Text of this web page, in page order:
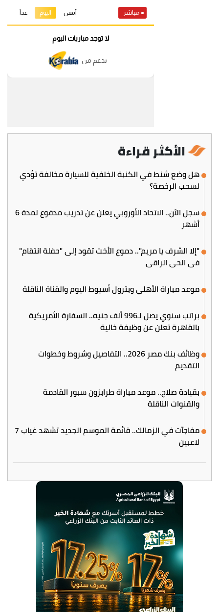
الأكثر قراءة
هل وضع شنط في الكنبة الخلفية للسيارة مخالفة تؤدي
لسحب الرخصة؟
سجل الآن.. الاتحاد الأوروبي يعلن عن تدريب مدفوع لمدة 6
أشهر
"إلا الشرف يا مريم".. دموع الأخت تقود إلى "حفلة انتقام"
في الحي الراقي
موعد مباراة الأهلي وبترول أسيوط اليوم والقناة الناقلة
براتب سنوي يصل لـ996 ألف جنيه.. السفارة الأمريكية
بالقاهرة تعلن عن وظيفة خالية
وظائف بنك مصر 2026.. التفاصيل وشروط وخطوات
التقديم
بقيادة صلاح.. موعد مباراة طرابزون سبور القادمة
والقنوات الناقلة
مفاجآت في الزمالك.. قائمة الموسم الجديد تشهد غياب 7
لاعبين